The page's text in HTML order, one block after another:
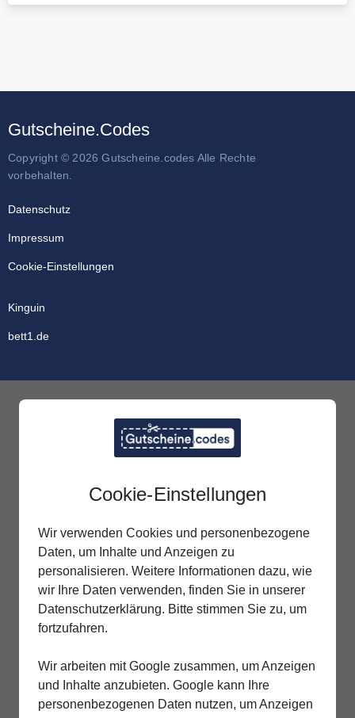
Gutscheine.Codes
Copyright © 2026 Gutscheine.codes Alle Rechte
vorbehalten.
Datenschutz
Impressum
Cookie-Einstellungen
Kinguin
bett1.de
Cookie-Einstellungen
Wir verwenden Cookies und personenbezogene
Daten, um Inhalte und Anzeigen zu
personalisieren. Weitere Informationen dazu, wie
wir Ihre Daten verwenden, finden Sie in unserer
Datenschutzerklärung. Bitte stimmen Sie zu, um
fortzufahren.
Wir arbeiten mit Google zusammen, um Anzeigen
und Inhalte anzubieten. Google kann Ihre
personenbezogenen Daten nutzen, um Anzeigen